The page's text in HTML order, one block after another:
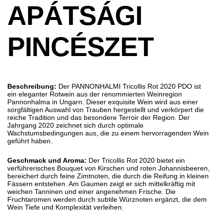
APÁTSÁGI
PINCÉSZET
Beschreibung: Der PANNONHALMI Tricollis Rot 2020 PDO ist
ein eleganter Rotwein aus der renommierten Weinregion
Pannonhalma in Ungarn. Dieser exquisite Wein wird aus einer
sorgfältigen Auswahl von Trauben hergestellt und verkörpert die
reiche Tradition und das besondere Terroir der Region. Der
Jahrgang 2020 zeichnet sich durch optimale
Wachstumsbedingungen aus, die zu einem hervorragenden Wein
geführt haben.
Geschmack und Aroma: Der Tricollis Rot 2020 bietet ein
verführerisches Bouquet von Kirschen und roten Johannisbeeren,
bereichert durch feine Zimtnoten, die durch die Reifung in kleinen
Fässern entstehen. Am Gaumen zeigt er sich mittelkräftig mit
weichen Tanninen und einer angenehmen Frische. Die
Fruchtaromen werden durch subtile Würznoten ergänzt, die dem
Wein Tiefe und Komplexität verleihen.